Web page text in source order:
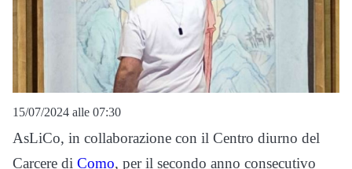
15/07/2024 alle 07:30
AsLiCo, in collaborazione con il Centro diurno del
Carcere di Como, per il secondo anno consecutivo